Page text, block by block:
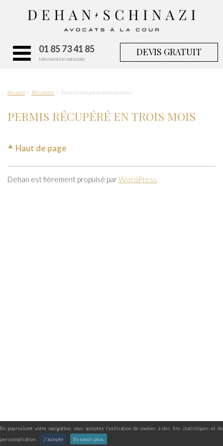
En poursuivant votre navigation, vous acceptez l'utilisation de cookies à des fins statistiques et de
personnalisation.
J'accepte En savoir plus.
01 85 73 41 85
Intervention nationale
DEVIS GRATUIT
Accueil Résultats Permis récupéré en trois mois
PERMIS RÉCUPÉRÉ EN TROIS MOIS
Haut de page
Dehan est fièrement propulsé parWordPress